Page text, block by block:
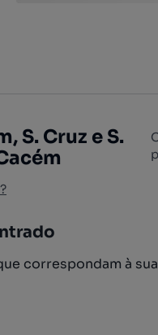
S. Cruz e S.
correspondam à